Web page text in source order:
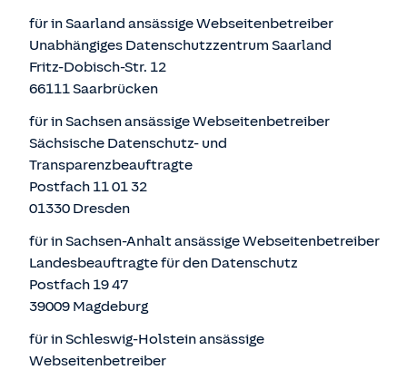
für in Saarland ansässige Webseitenbetreiber
Unabhängiges Datenschutzzentrum Saarland
Fritz-Dobisch-Str. 12
66111 Saarbrücken
für in Sachsen ansässige Webseitenbetreiber
Sächsische Datenschutz- und
Transparenzbeauftragte
Postfach 11 01 32
01330 Dresden
für in Sachsen-Anhalt ansässige Webseitenbetreiber
Landesbeauftragte für den Datenschutz
Postfach 19 47
39009 Magdeburg
für in Schleswig-Holstein ansässige
Webseitenbetreiber